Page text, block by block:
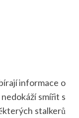
informace o
smířit s
stalkerů